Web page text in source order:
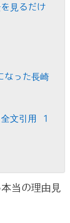
見るだけ
なった長崎
全文引用 1
当の理由見